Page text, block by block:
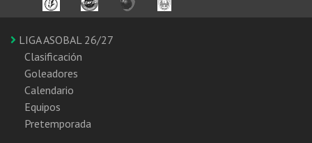
LIGA ASOBAL 26/27
Clasificación
Goleadores
Calendario
Equipos
Pretemporada